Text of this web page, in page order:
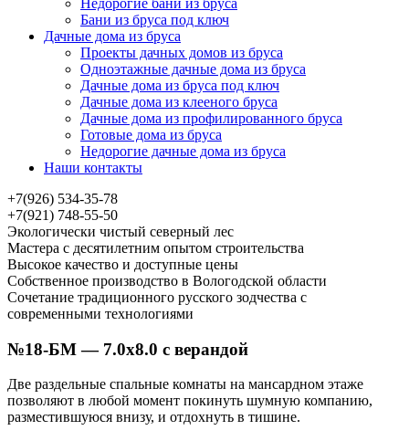
Недорогие бани из бруса
Бани из бруса под ключ
Дачные дома из бруса
Проекты дачных домов из бруса
Одноэтажные дачные дома из бруса
Дачные дома из бруса под ключ
Дачные дома из клееного бруса
Дачные дома из профилированного бруса
Готовые дома из бруса
Недорогие дачные дома из бруса
Наши контакты
+7(926) 534-35-78
+7(921) 748-55-50
Экологически чистый северный лес
Мастера с десятилетним опытом строительства
Высокое качество и доступные цены
Собственное производство в Вологодской области
Сочетание традиционного русского зодчества с
современными технологиями
№18-БМ — 7.0х8.0 с верандой
Две раздельные спальные комнаты на мансардном этаже
позволяют в любой момент покинуть шумную компанию,
разместившуюся внизу, и отдохнуть в тишине.